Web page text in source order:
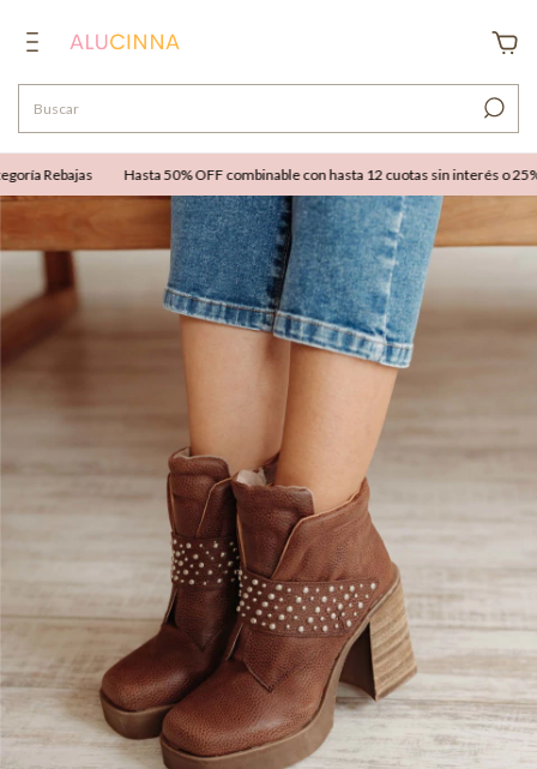
Rebajas Hasta 50% OFF combinable con hasta 12 cuotas sin interés o 25%